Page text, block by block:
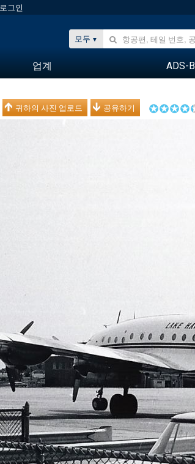
로그인
모두
업계 ADS-B
귀하의 사진 업로드 공유하기